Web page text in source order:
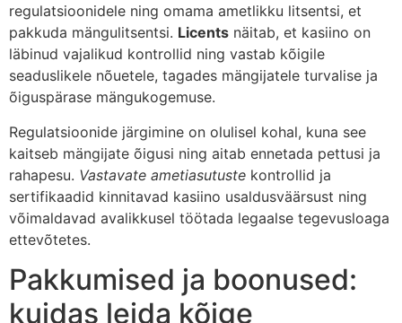
regulatsioonidele ning omama ametlikku litsentsi, et
pakkuda mängulitsentsi. Licents näitab, et kasiino on
läbinud vajalikud kontrollid ning vastab kõigile
seaduslikele nõuetele, tagades mängijatele turvalise ja
õiguspärase mängukogemuse.
Regulatsioonide järgimine on olulisel kohal, kuna see
kaitseb mängijate õigusi ning aitab ennetada pettusi ja
rahapesu. Vastavate ametiasutuste kontrollid ja
sertifikaadid kinnitavad kasiino usaldusväärsust ning
võimaldavad avalikkusel töötada legaalse tegevusloaga
ettevõtetes.
Pakkumised ja boonused:
kuidas leida kõige